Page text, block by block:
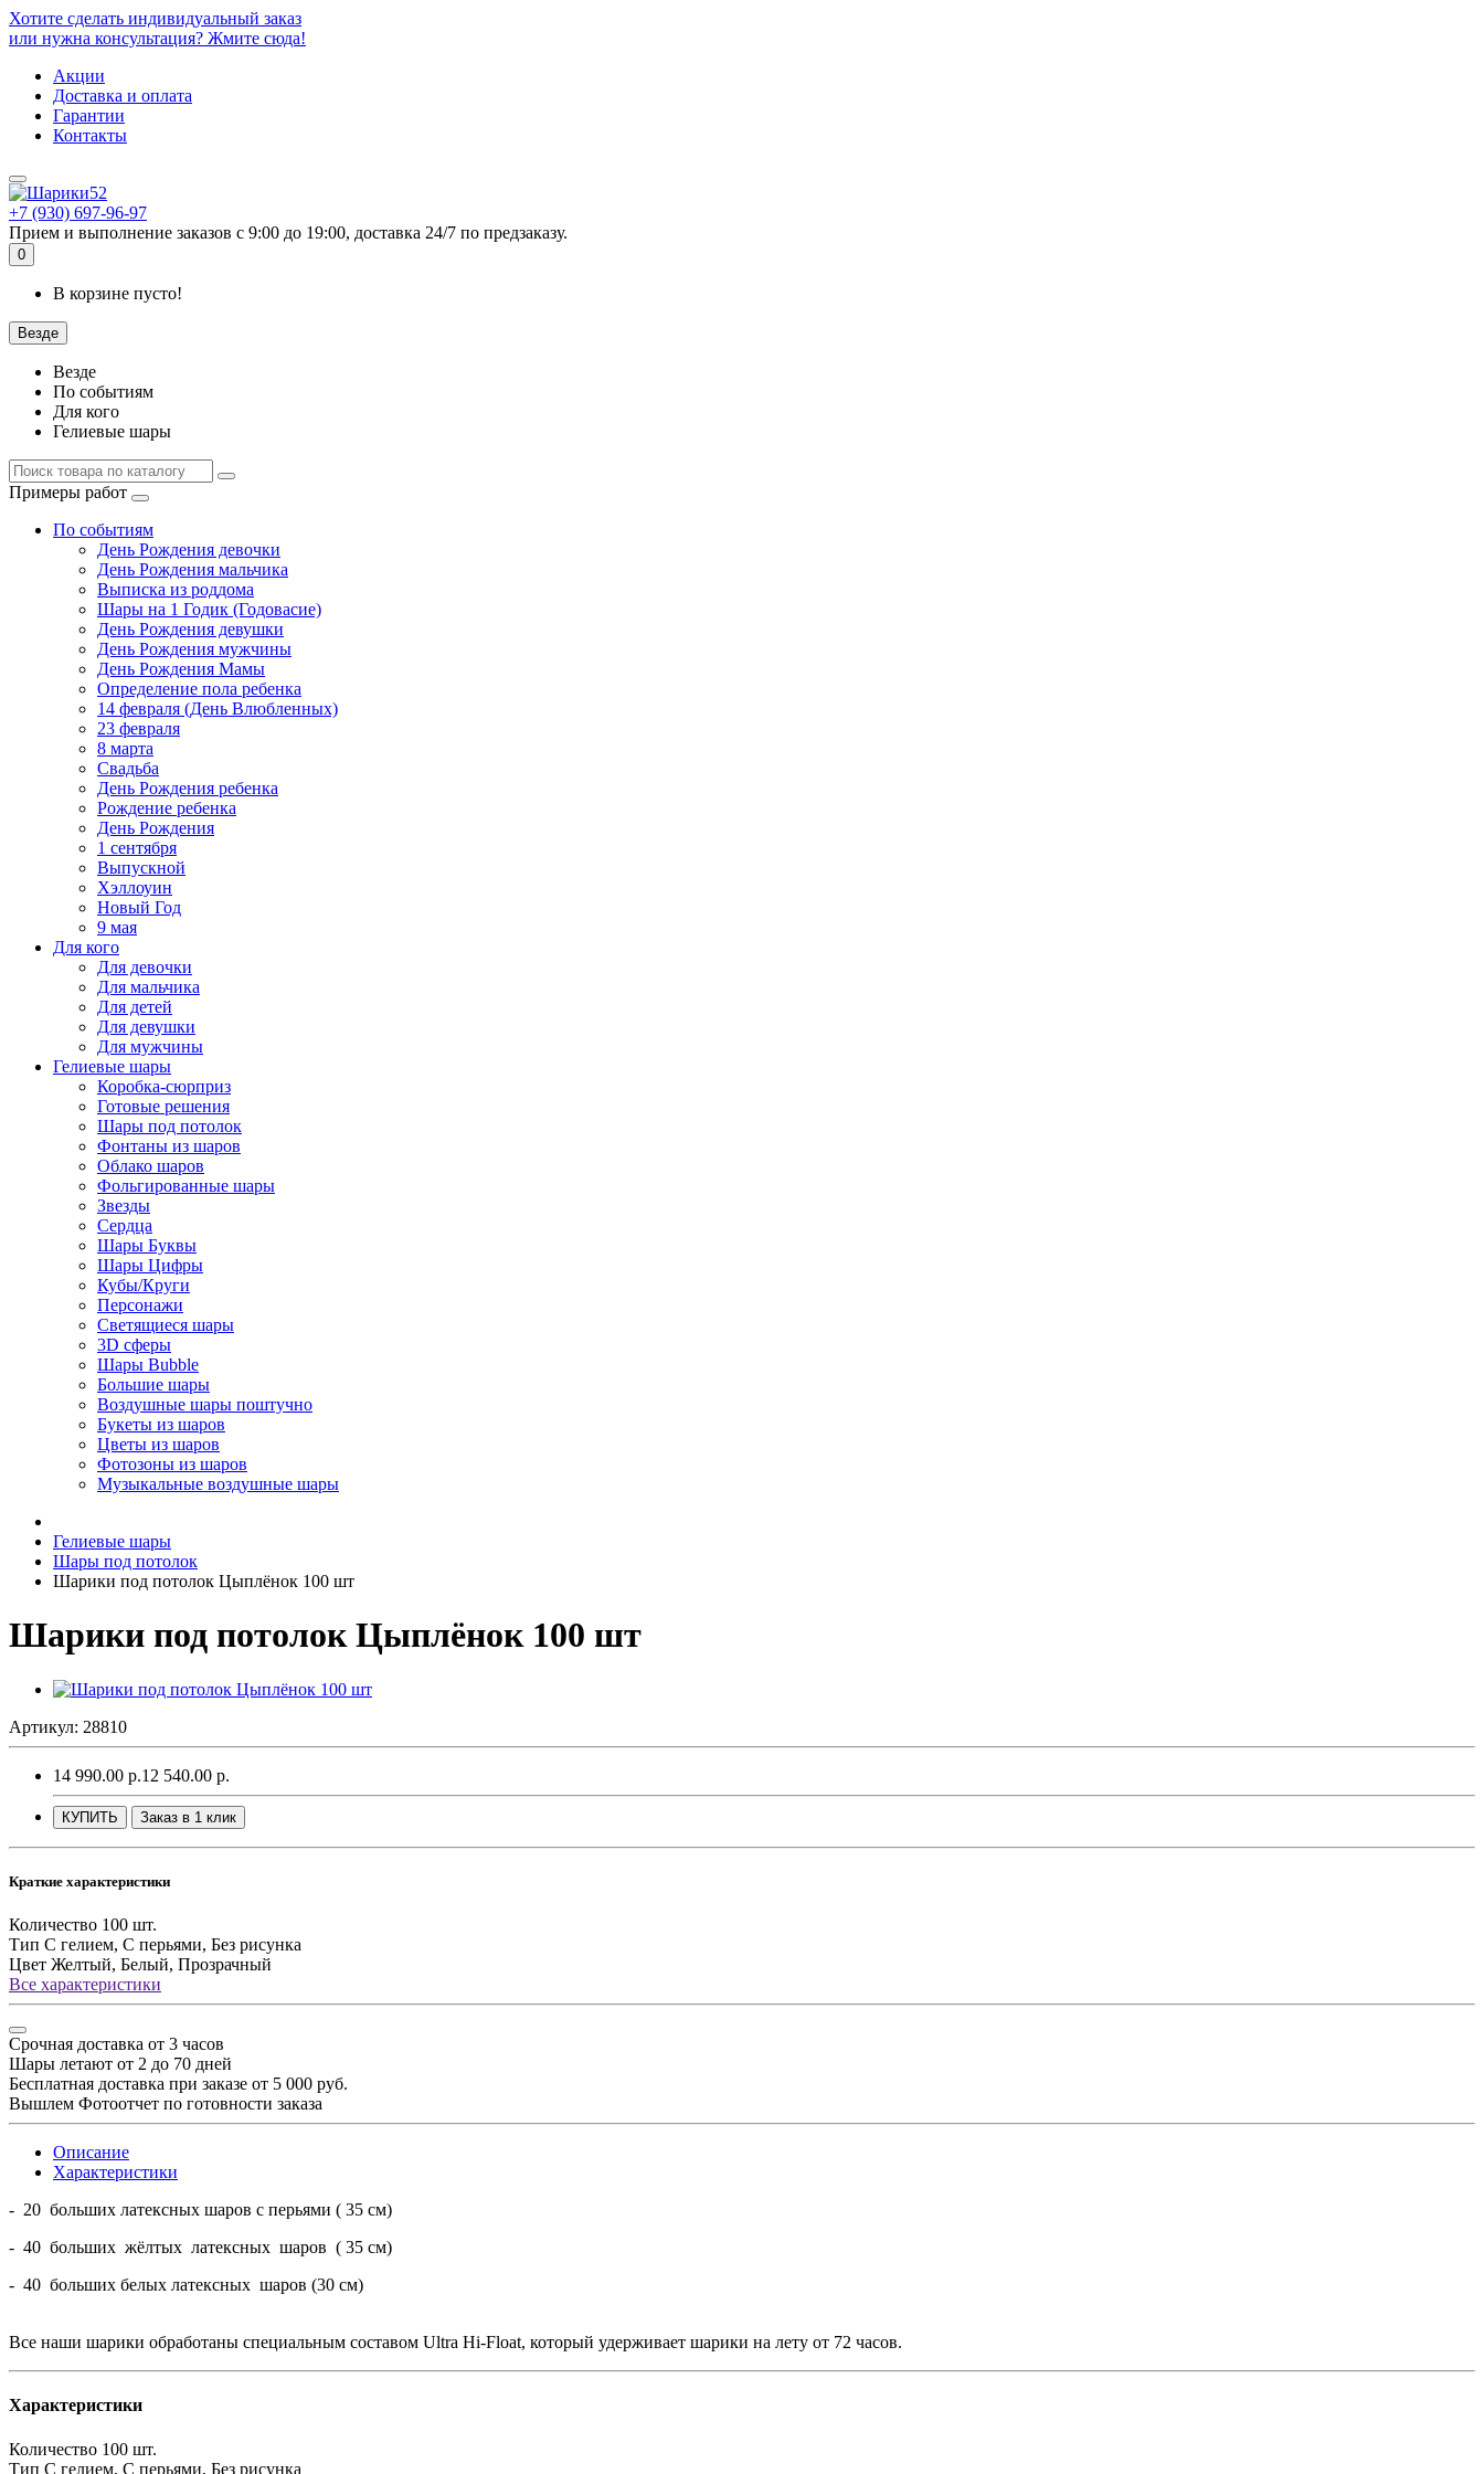
Хотите сделать индивидуальный заказ
или нужна консультация? Жмите сюда!
Акции
Доставка и оплата
Гарантии
Контакты
+7 (930) 697-96-97
Прием и выполнение заказов с 9:00 до 19:00, доставка 24/7 по предзаказу.
0
В корзине пусто!
Везде
Везде
По событиям
Для кого
Гелиевые шары
Примеры работ
По событиям
День Рождения девочки
День Рождения мальчика
Выписка из роддома
Шары на 1 Годик (Годовасие)
День Рождения девушки
День Рождения мужчины
День Рождения Мамы
Определение пола ребенка
14 февраля (День Влюбленных)
23 февраля
8 марта
Свадьба
День Рождения ребенка
Рождение ребенка
День Рождения
1 сентября
Выпускной
Хэллоуин
Новый Год
9 мая
Для кого
Для девочки
Для мальчика
Для детей
Для девушки
Для мужчины
Гелиевые шары
Коробка-сюрприз
Готовые решения
Шары под потолок
Фонтаны из шаров
Облако шаров
Фольгированные шары
Звезды
Сердца
Шары Буквы
Шары Цифры
Кубы/Круги
Персонажи
Светящиеся шары
3D сферы
Шары Bubble
Большие шары
Воздушные шары поштучно
Букеты из шаров
Цветы из шаров
Фотозоны из шаров
Музыкальные воздушные шары
Гелиевые шары
Шары под потолок
Шарики под потолок Цыплёнок 100 шт
Шарики под потолок Цыплёнок 100 шт
Артикул: 28810
14 990.00 р.12 540.00 р.
КУПИТЬ Заказ в 1 клик
Краткие характеристики
Количество 100 шт.
Тип С гелием, С перьями, Без рисунка
Цвет Желтый, Белый, Прозрачный
Все характеристики
Срочная доставка от 3 часов
Шары летают от 2 до 70 дней
Бесплатная доставка при заказе от 5 000 руб.
Вышлем Фотоотчет по готовности заказа
Описание
Характеристики
- 20 больших латексных шаров с перьями ( 35 см)
- 40 больших жёлтых латексных шаров ( 35 см)
- 40 больших белых латексных шаров (30 см)
Все наши шарики обработаны специальным составом Ultra Hi-Float, который удерживает шарики на лету от 72 часов.
Характеристики
Количество 100 шт.
Тип С гелием, С перьями, Без рисунка